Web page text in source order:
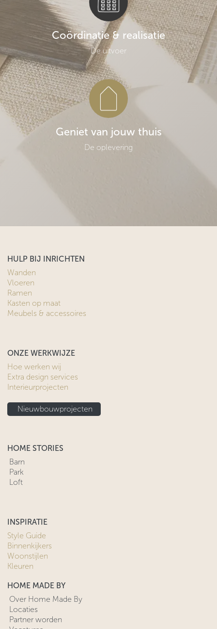
Coördinatie & realisatie
De uitvoer
Geniet van jouw thuis
De oplevering
HULP BIJ INRICHTEN
Wanden
Vloeren
Ramen
Kasten op maat
Meubels & accessoires
ONZE WERKWIJZE
Hoe werken wij
Extra design services
Interieurprojecten
Nieuwbouwprojecten
HOME STORIES
Barn
Park
Loft
INSPIRATIE
Style Guide
Binnenkijkers
Woonstijlen
Kleuren
HOME MADE BY
Over Home Made By
Locaties
Partner worden